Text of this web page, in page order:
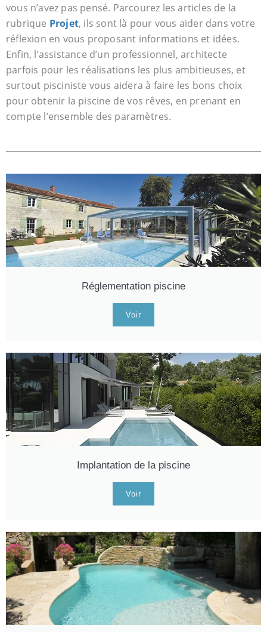
vous n’avez pas pensé. Parcourez les articles de la
rubrique Projet, ils sont là pour vous aider dans votre
réflexion en vous proposant informations et idées.
Enfin, l’assistance d’un professionnel, architecte
parfois pour les réalisations les plus ambitieuses, et
surtout pisciniste vous aidera à faire les bons choix
pour obtenir la piscine de vos rêves, en prenant en
compte l’ensemble des paramètres.
Réglementation piscine
Voir
Implantation de la piscine
Voir